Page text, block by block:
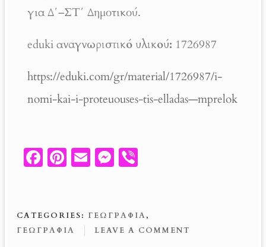
για Δ΄–ΣΤ΄ Δημοτικού.
eduki αναγνωριστικό υλικού: 1726987
https://eduki.com/gr/material/1726987/i-
nomi-kai-i-proteuouses-tis-elladas—mprelok
Fa
o
o
Pi
es
t
E M
n
g
CATEGORIES: ΓΕΩΓΡΑΦΊΑ,
ΓΕΩΓΡΑΦΙΑ
LEAVE A COMMENT